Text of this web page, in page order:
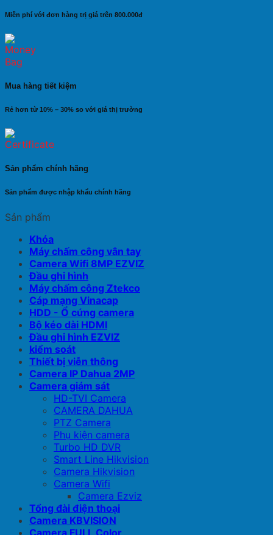
Miễn phí với đơn hàng trị giá trên 800.000đ
Mua hàng tiết kiệm
Rẻ hơn từ 10% – 30% so với giá thị trường
Sản phẩm chính hãng
Sản phẩm được nhập khẩu chính hãng
Sản phẩm
Khóa
Máy chấm công vân tay
Camera Wifi 8MP EZVIZ
Đầu ghi hình
Máy chấm công Ztekco
Cáp mạng Vinacap
HDD - Ổ cứng camera
Bộ kéo dài HDMI
Đầu ghi hình EZVIZ
kiểm soát
Thiết bị viễn thông
Camera IP Dahua 2MP
Camera giám sát
HD-TVI Camera
CAMERA DAHUA
PTZ Camera
Phụ kiện camera
Turbo HD DVR
Smart Line Hikvision
Camera Hikvision
Camera Wifi
Camera Ezviz
Tổng đài điện thoại
Camera KBVISION